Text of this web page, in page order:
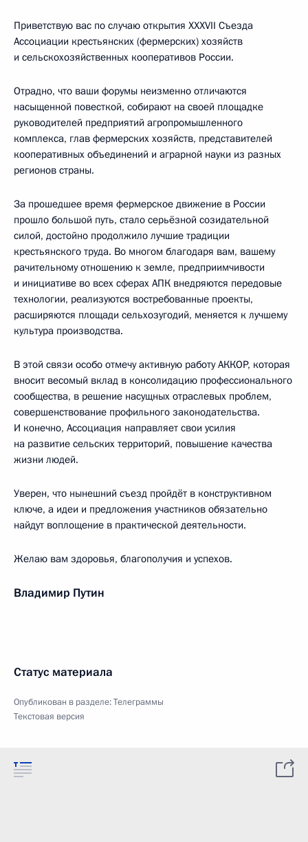
Приветствую вас по случаю открытия XXXVII Съезда
Ассоциации крестьянских (фермерских) хозяйств
и сельскохозяйственных кооперативов России.
Отрадно, что ваши форумы неизменно отличаются
насыщенной повесткой, собирают на своей площадке
руководителей предприятий агропромышленного
комплекса, глав фермерских хозяйств, представителей
кооперативных объединений и аграрной науки из разных
регионов страны.
За прошедшее время фермерское движение в России
прошло большой путь, стало серьёзной созидательной
силой, достойно продолжило лучшие традиции
крестьянского труда. Во многом благодаря вам, вашему
рачительному отношению к земле, предприимчивости
и инициативе во всех сферах АПК внедряются передовые
технологии, реализуются востребованные проекты,
расширяются площади сельхозугодий, меняется к лучшему
культура производства.
В этой связи особо отмечу активную работу АККОР, которая
вносит весомый вклад в консолидацию профессионального
сообщества, в решение насущных отраслевых проблем,
совершенствование профильного законодательства.
И конечно, Ассоциация направляет свои усилия
на развитие сельских территорий, повышение качества
жизни людей.
Уверен, что нынешний съезд пройдёт в конструктивном
ключе, а идеи и предложения участников обязательно
найдут воплощение в практической деятельности.
Желаю вам здоровья, благополучия и успехов.
Владимир Путин
Статус материала
Опубликован в разделе:Телеграммы
Текстовая версия